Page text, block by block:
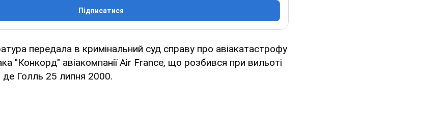
Підписатися
передала в кримінальний суд справу про авіакатастрофу
"Конкорд" авіакомпанії Air France, що розбився при вильоті
Голль 25 липня 2000.